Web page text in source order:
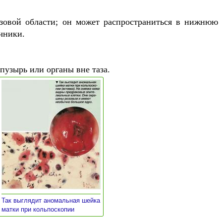
области; он может распространиться в нижнюю
или органы вне таза.
Так выглядит аномальная шейка
матки при кольпоскопии